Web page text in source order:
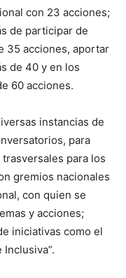
con 23 acciones;
de participar de
35 acciones, aportar
de 40 y en los
60 acciones.
instancias de
para
para los
gremios nacionales
con quien se
y acciones;
iniciativas como el